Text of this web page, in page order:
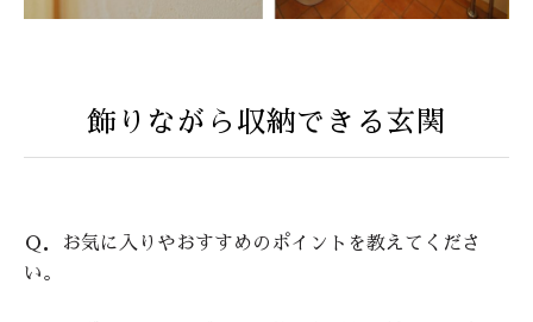
飾りながら収納できる玄関
Ｑ．お気に入りやおすすめのポイントを教えてくださ
い。